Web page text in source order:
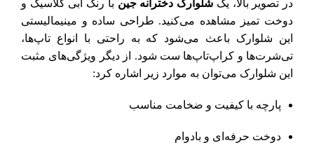
در تصویر بالا، یک شلوارک دخترانه جین با رنگ آبی کلاسیک و
دوخت تمیز مشاهده می‌کنید. طراحی ساده و مینیمالیستی
این شلوارک باعث می‌شود که به راحتی با انواع تاپ‌ها،
تی‌شرت‌ها و کراپ‌تاپ‌ها ست شود. از دیگر ویژگی‌های مثبت
این شلوارک می‌توان به موارد زیر اشاره کرد:
پارچه با کیفیت و ضخامت مناسب
دوخت حرفه‌ای و بادوام